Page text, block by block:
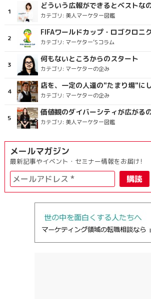
どういう広報ができるとベストな
カテゴリ: 美人マーケター図鑑
FIFAワールドカップ・ロゴクロニ
カテゴリ: マーケター’Sコラム
何もないところからのスタート
カテゴリ: マーケターの企み
店を、一定の人達の"たまり場"に
カテゴリ: マーケターの企み
価値観のダイバーシティが広がる
カテゴリ: 美人マーケター図鑑
メールマガジン
最新記事やイベント・セミナー情報をお届け!